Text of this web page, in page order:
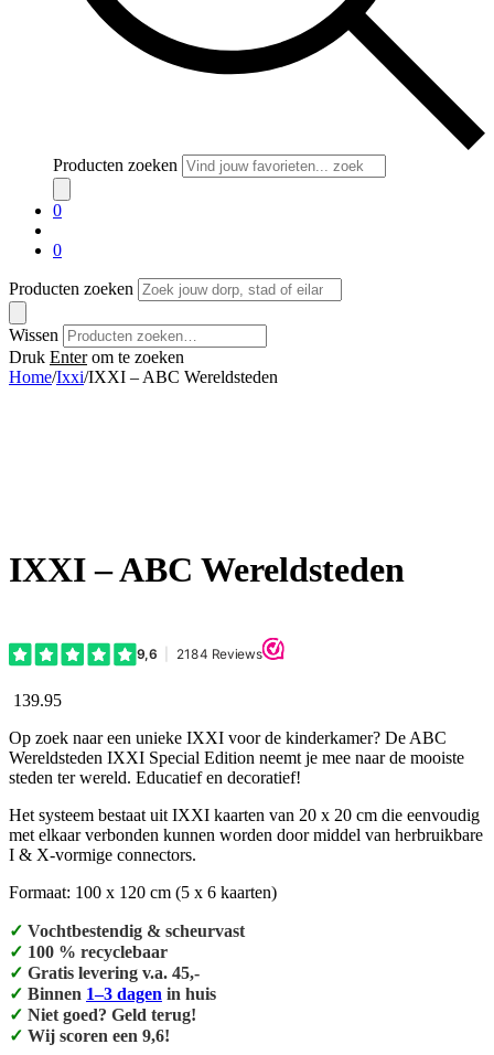
Producten zoeken
0
0
Producten zoeken
Wissen
Druk Enterom te zoeken
Home/Ixxi/IXXI – ABC Wereldsteden
IXXI – ABC Wereldsteden
139.95
Op zoek naar een unieke IXXI voor de kinderkamer? De ABC
Wereldsteden IXXI Special Edition neemt je mee naar de mooiste
steden ter wereld. Educatief en decoratief!
Het systeem bestaat uit IXXI kaarten van 20 x 20 cm die eenvoudig
met elkaar verbonden kunnen worden door middel van herbruikbare
I & X-vormige connectors.
Formaat: 100 x 120 cm (5 x 6 kaarten)
✓ Vochtbestendig & scheurvast
✓ 100 % recyclebaar
✓ Gratis levering v.a. 45,-
✓ Binnen 1–3 dagen in huis
✓ Niet goed? Geld terug!
✓ Wij scoren een 9,6!